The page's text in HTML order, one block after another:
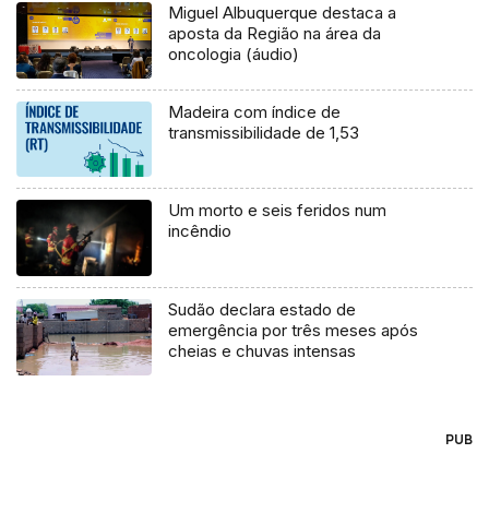
Miguel Albuquerque destaca a
aposta da Região na área da
oncologia (áudio)
Madeira com índice de
transmissibilidade de 1,53
Um morto e seis feridos num
incêndio
Sudão declara estado de
emergência por três meses após
cheias e chuvas intensas
PUB